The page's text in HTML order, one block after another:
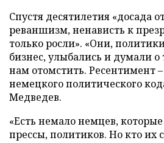
Спустя десятилетия «досада
реваншизм, ненависть к
только росли». «Они,
бизнес, улыбались и думали о
нам отомстить. Ресентимент –
немецкого политического
Медведев.
«Есть немало немцев, которые
прессы, политиков. Но кто их